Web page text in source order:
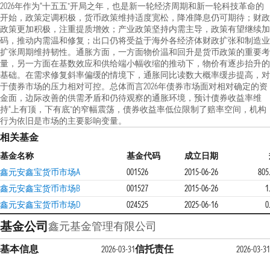
2026年作为“十五五”开局之年，也是新一轮经济周期和新一轮科技革命的
开始，政策定调积极，货币政策维持适度宽松，降准降息仍可期待；财政
政策更加积极，注重提质增效；产业政策坚持内需主导，政策有望继续加
码，推动内需温和修复；出口仍将受益于海外各经济体财政扩张和制造业
扩张周期维持韧性。通胀方面，一方面物价温和回升是货币政策的重要考
量，另一方面在基数效应和供给端小幅收缩的推动下，物价有逐步抬升的
基础。在需求修复斜率偏缓的情境下，通胀同比读数大概率缓步提高，对
于债券市场的压力相对可控。总体而言2026年债券市场面对相对确定的资
金面，边际改善的供需矛盾和仍待观察的通胀环境，预计债券收益率维
持“上有顶，下有底”的窄幅震荡，债券收益率低位限制了赔率空间，机构
行为依旧是市场的主要影响变量。
相关基金
基金名称 基金代码 成立日期
鑫元安鑫宝货币市场A
001526 2015-06-26
鑫元安鑫宝货币市场B
001527 2015-06-26
鑫元安鑫宝货币市场D
024525 2025-06-16
基金公司鑫元基金管理有限公司
基本信息 2026-03-31信托责任 2026-03-31